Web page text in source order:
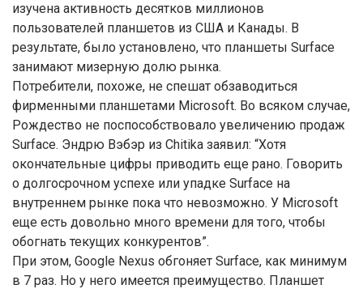
изучена активность десятков миллионов
пользователей планшетов из США и Канады. В
результате, было установлено, что планшеты Surface
занимают мизерную долю рынка.
Потребители, похоже, не спешат обзаводиться
фирменными планшетами Microsoft. Во всяком случае,
Рождество не поспособствовало увеличению продаж
Surface. Эндрю Вэбэр из Chitika заявил: “Хотя
окончательные цифры приводить еще рано. Говорить
о долгосрочном успехе или упадке Surface на
внутреннем рынке пока что невозможно. У Microsoft
еще есть довольно много времени для того, чтобы
обогнать текущих конкурентов”.
При этом, Google Nexus обгоняет Surface, как минимум
в 7 раз. Но у него имеется преимущество. Планшет